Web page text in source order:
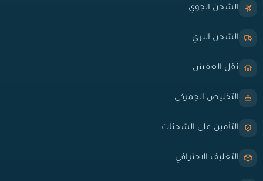
الشحن الجوي
الشحن البري
نقل العفش
التخليص الجمركي
التأمين على الشحنات
التغليف الاحترافي